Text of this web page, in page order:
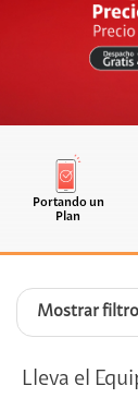
Portando un
Plan
Mostrar
Lleva el